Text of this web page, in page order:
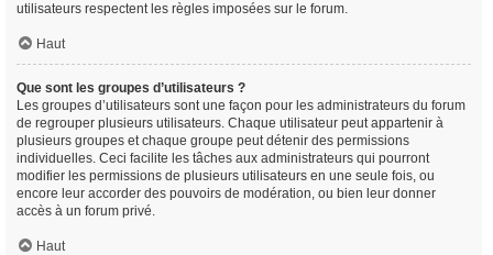
utilisateurs respectent les règles imposées sur le forum.
Haut
Que sont les groupes d’utilisateurs ?
Les groupes d’utilisateurs sont une façon pour les administrateurs du forum
de regrouper plusieurs utilisateurs. Chaque utilisateur peut appartenir à
plusieurs groupes et chaque groupe peut détenir des permissions
individuelles. Ceci facilite les tâches aux administrateurs qui pourront
modifier les permissions de plusieurs utilisateurs en une seule fois, ou
encore leur accorder des pouvoirs de modération, ou bien leur donner
accès à un forum privé.
Haut